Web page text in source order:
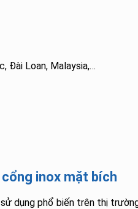
Đài Loan, Malaysia,…
inox mặt bích
dụng phổ biến trên thị